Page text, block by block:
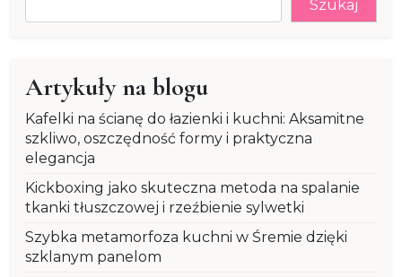
Szukaj
Artykuły na blogu
Kafelki na ścianę do łazienki i kuchni: Aksamitne
szkliwo, oszczędność formy i praktyczna
elegancja
Kickboxing jako skuteczna metoda na spalanie
tkanki tłuszczowej i rzeźbienie sylwetki
Szybka metamorfoza kuchni w Śremie dzięki
szklanym panelom